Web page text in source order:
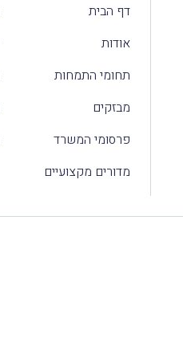
דף הבית
אודות
תחומי התמחות
מבזקים
פרסומי המשרד
מדורים מקצועיים